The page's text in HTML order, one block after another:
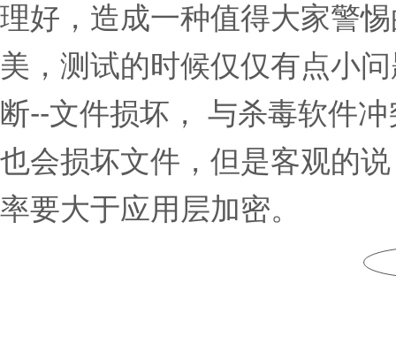
理好，造成一种值得大家警
美，测试的时候仅仅有点小
断--文件损坏， 与杀毒软件
也会损坏文件，但是客观的
率要大于应用层加密。